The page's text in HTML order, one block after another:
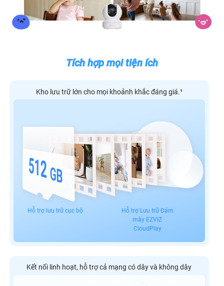
Tích hợp mọi tiện ích
Kho lưu trữ lớn cho mọi khoảnh khắc đáng giá.¹
Hỗ trợ lưu trữ cục bộ
Hỗ trợ Lưu trữ Đám
mây EZVIZ
CloudPlay
Kết nối linh hoạt, hỗ trợ cả mạng có dây và không dây